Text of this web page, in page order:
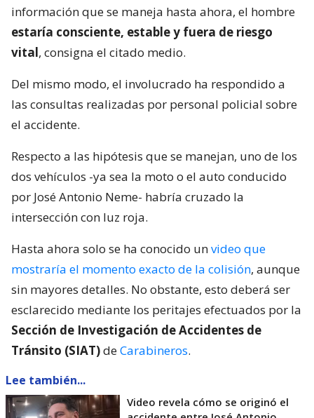
información que se maneja hasta ahora, el hombre
estaría consciente, estable y fuera de riesgo
vital, consigna el citado medio.
Del mismo modo, el involucrado ha respondido a
las consultas realizadas por personal policial sobre
el accidente.
Respecto a las hipótesis que se manejan, uno de los
dos vehículos -ya sea la moto o el auto conducido
por José Antonio Neme- habría cruzado la
intersección con luz roja.
Hasta ahora solo se ha conocido unvideo que
mostraría el momento exacto de la colisión, aunque
sin mayores detalles. No obstante, esto deberá ser
esclarecido mediante los peritajes efectuados por la
Sección de Investigación de Accidentes de
Tránsito (SIAT)deCarabineros.
Lee también...
Video revela cómo se originó el